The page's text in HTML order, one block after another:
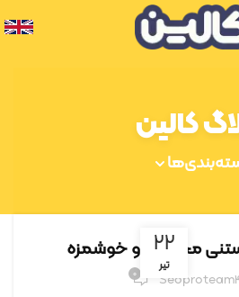
کالین
۲۲
تیر
مجلسی و خوشمزه
۰